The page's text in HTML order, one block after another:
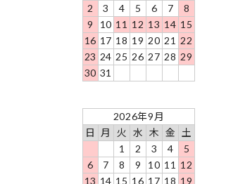
2
3 4 5 6 7
8
9
10 11 12 13 14 15
16 17 18 19 20 21 22
23 24 25 26 27 28 29
30 31
2026年9月
日
月 火 水 木 金
土
1
2 3 4
5
6
7 8 9 10 11 12
13 14 15 16 17 18 19